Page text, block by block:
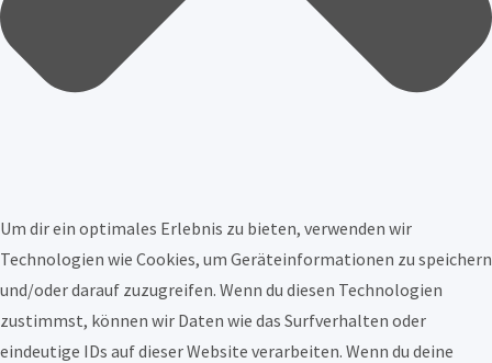
Um dir ein optimales Erlebnis zu bieten, verwenden wir
Technologien wie Cookies, um Geräteinformationen zu speichern
und/oder darauf zuzugreifen. Wenn du diesen Technologien
zustimmst, können wir Daten wie das Surfverhalten oder
eindeutige IDs auf dieser Website verarbeiten. Wenn du deine